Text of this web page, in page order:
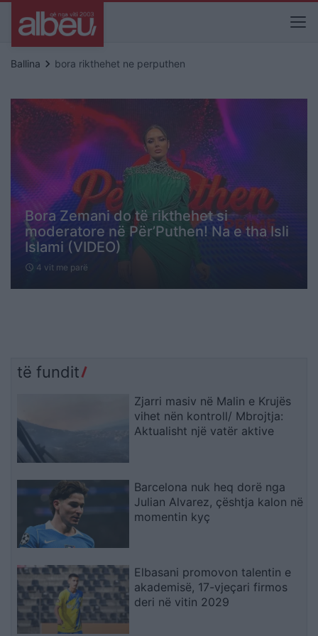
Ballina keyboard_arrow_right bora rikthehet ne perputhen
Bora Zemani do të rikthehet si
moderatore në Për’Puthen! Na e tha Isli
Islami (VIDEO)
schedule 4 vit me parë
të fundit
Zjarri masiv në Malin e Krujës
vihet nën kontroll/ Mbrojtja:
Aktualisht një vatër aktive
Barcelona nuk heq dorë nga
Julian Alvarez, çështja kalon në
momentin kyç
Elbasani promovon talentin e
akademisë, 17-vjeçari firmos
deri në vitin 2029